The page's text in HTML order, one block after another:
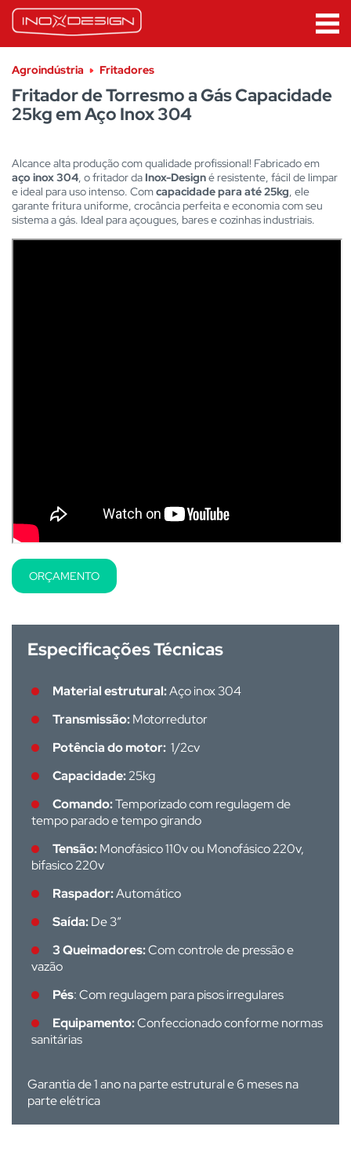
Agroindústria Fritadores
Fritador de Torresmo a Gás Capacidade
25kg em Aço Inox 304
Alcance alta produção com qualidade profissional! Fabricado em
aço inox 304, o fritador da Inox-Designé resistente, fácil de limpar
e ideal para uso intenso. Comcapacidade para até 25kg, ele
garante fritura uniforme, crocância perfeita e economia com seu
sistema a gás. Ideal para açougues, bares e cozinhas industriais.
ORÇAMENTO
Especificações Técnicas
Material estrutural:Aço inox 304
Transmissão:Motorredutor
Potência do motor: 1/2cv
Capacidade:25kg
Comando:Temporizado com regulagem de
tempo parado e tempo girando
Tensão:Monofásico 110v ou Monofásico 220v,
bifasico 220v
Raspador:Automático
Saída:De 3”
3 Queimadores:Com controle de pressão e
vazão
Pés: Com regulagem para pisos irregulares
Equipamento:Confeccionado conforme normas
sanitárias
Garantia de 1 ano na parte estrutural e 6 meses na
parte elétrica